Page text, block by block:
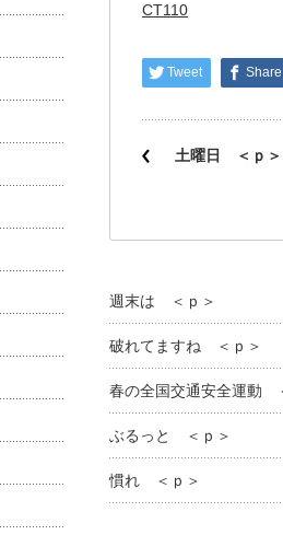
CT110
Tweet Share
土曜日 ＜ｐ＞
週末は ＜ｐ＞
破れてますね ＜ｐ＞
春の全国交通安全運動
ぶるっと ＜ｐ＞
慣れ ＜ｐ＞